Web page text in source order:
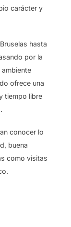
carácter y
hasta
por la
ofrece una
tiempo libre
conocer lo
buena
como visitas